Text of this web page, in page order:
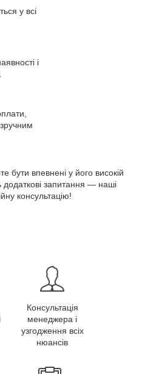
у всі
і
бути впевнені у його високій
додаткові запитання — наші
консультацію!
Консультація
менеджера і
узгодження всіх
нюансів